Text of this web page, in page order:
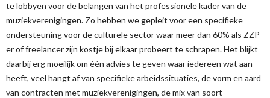
te lobbyen voor de belangen van het professionele kader van de
muziekverenigingen. Zo hebben we gepleit voor een specifieke
ondersteuning voor de culturele sector waar meer dan 60% als ZZP-
er of freelancer zijn kostje bij elkaar probeert te schrapen. Het blijkt
daarbij erg moeilijk om één advies te geven waar iedereen wat aan
heeft, veel hangt af van specifieke arbeidssituaties, de vorm en aard
van contracten met muziekverenigingen, de mix van soort